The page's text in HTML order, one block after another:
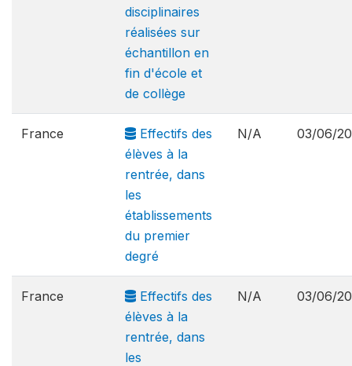
disciplinaires
réalisées sur
échantillon en
fin d'école et
de collège
France
Effectifs des
élèves à la
rentrée, dans
les
établissements
du premier
degré
N/A 03/06/
France
Effectifs des
élèves à la
rentrée, dans
les
N/A 03/06/